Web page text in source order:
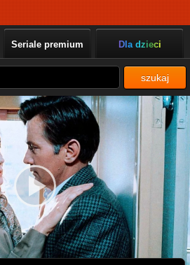
Seriale premium Dla dzieci
szukaj